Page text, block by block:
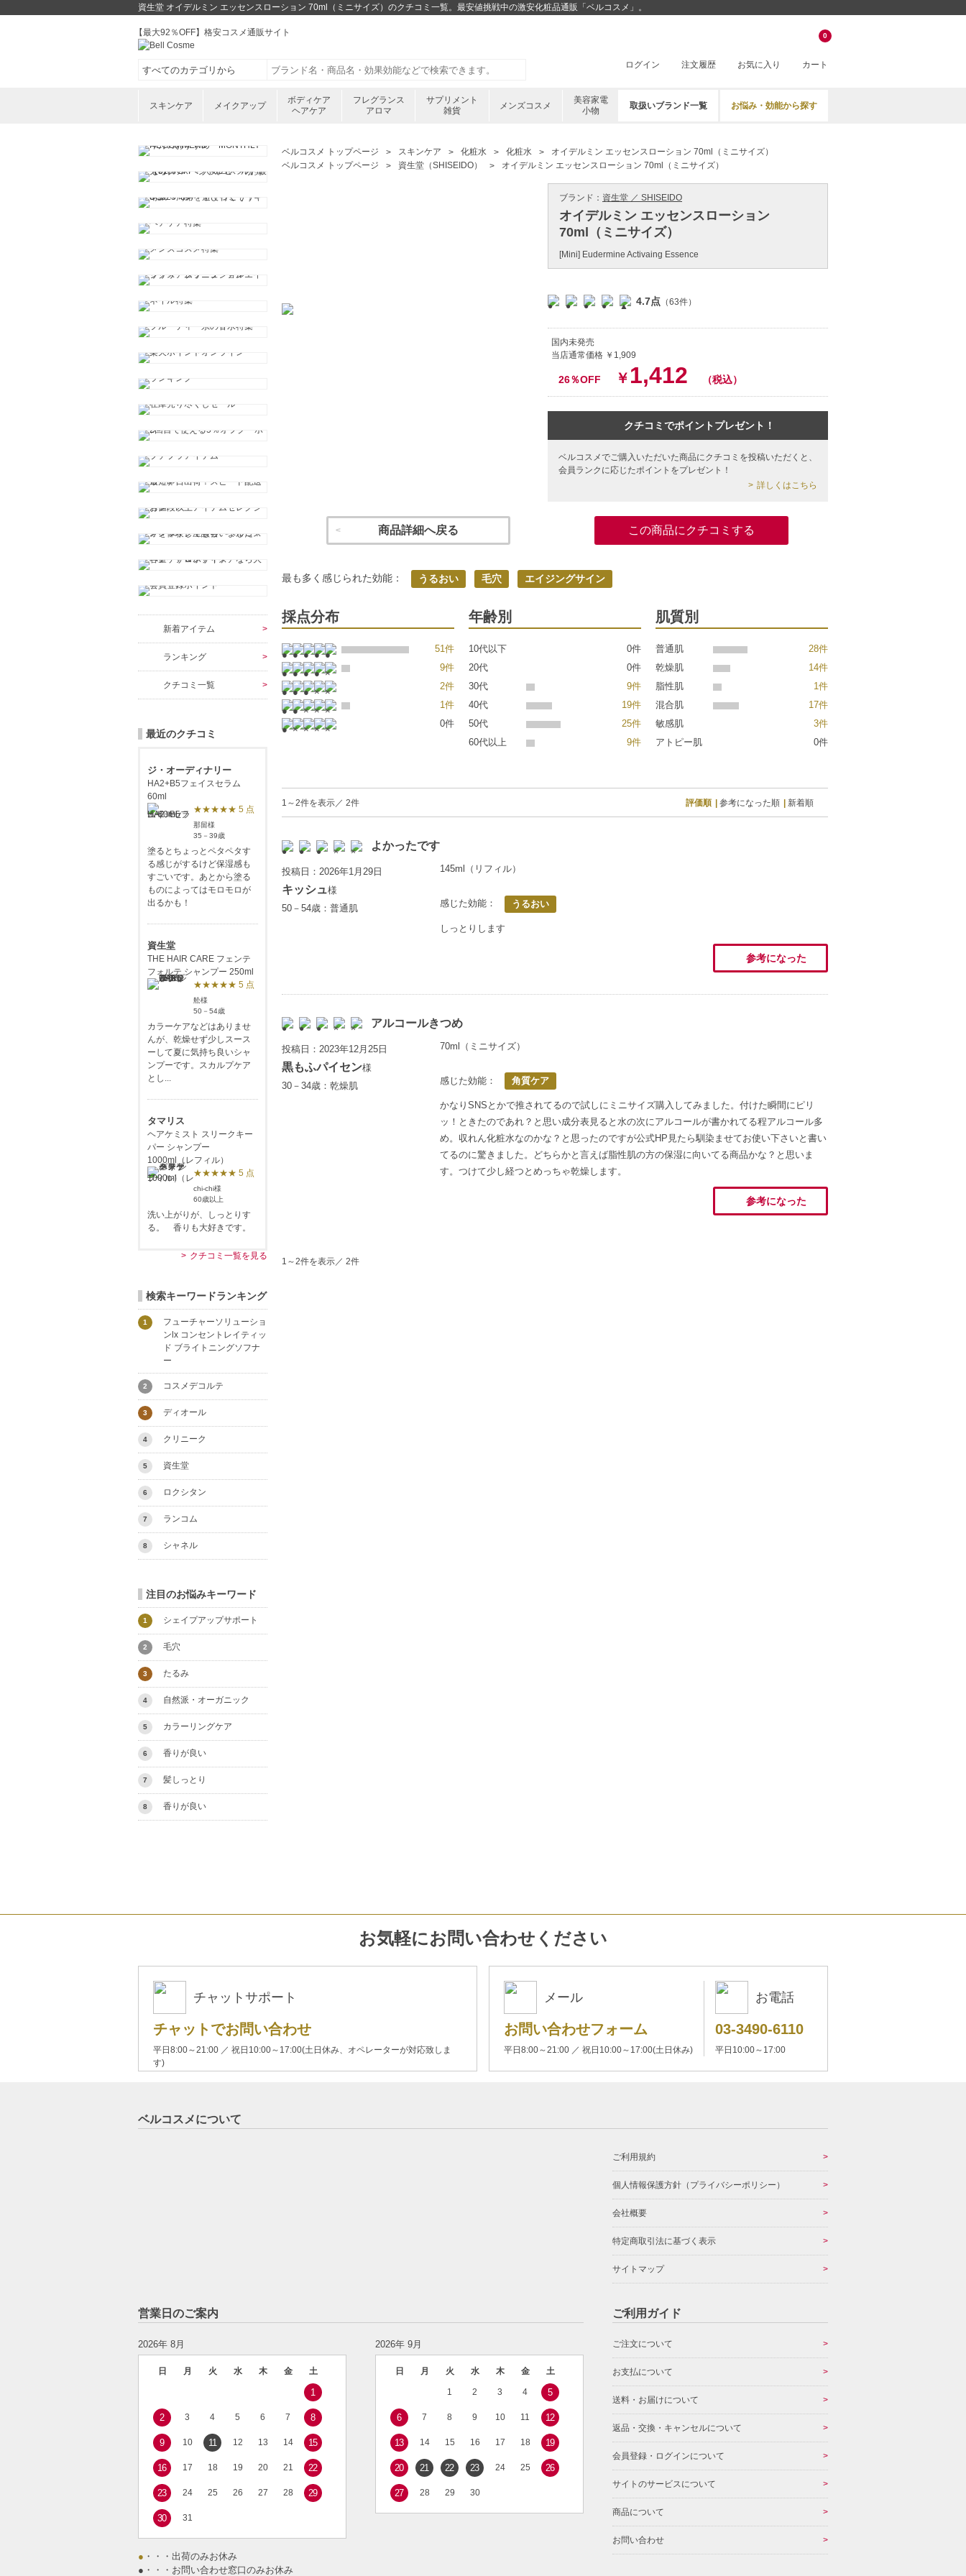
資生堂 オイデルミン エッセンスローション 70ml（ミニサイズ）のクチコミ一覧。最安値挑戦中の激安化粧品通販「ベルコスメ」。
【最大92％OFF】格安コスメ通販サイト
ログイン 注文履歴 お気に入り カート
0
スキンケア メイクアップ
ボディケア
ヘアケア
フレグランス
アロマ
サプリメント
雑貨
メンズコスメ
美容家電
小物
取扱いブランド一覧 お悩み・効能から探す
ベルコスメ トップページ スキンケア 化粧水 化粧水
オイデルミン エッセンスローション 70ml（ミニサイズ）
ベルコスメ トップページ
資生堂（SHISEIDO） オイデルミン エッセンスローション 70ml（ミニサイズ）
ブランド： 資生堂 ／ SHISEIDO
オイデルミン エッセンスローション
70ml（ミニサイズ）
[Mini] Eudermine Activaing Essence
4.7点 （63件）
国内未発売
当店通常価格 ￥1,909
26％OFF ￥ 1,412 （税込）
クチコミでポイントプレゼント！
ベルコスメでご購入いただいた商品にクチコミを投稿いただくと、
会員ランクに応じたポイントをプレゼント！
詳しくはこちら
商品詳細へ戻る この商品にクチコミする
最も多く感じられた効能： うるおい 毛穴 エイジングサイン
採点分布
51件
9件
2件
1件
0件
年齢別
10代以下
0件
20代
0件
30代
9件
40代
19件
50代
25件
60代以上
9件
肌質別
普通肌
28件
乾燥肌
14件
脂性肌
1件
混合肌
17件
敏感肌
3件
アトピー肌
0件
1～2件を表示／ 2件 評価順 参考になった順 新着順
よかったです
投稿日：2026年1月29日
キッシュ様
50－54歳：普通肌
145ml（リフィル）
感じた効能： うるおい
しっとりします
参考になった
アルコールきつめ
投稿日：2023年12月25日
黒もふパイセン様
30－34歳：乾燥肌
70ml（ミニサイズ）
感じた効能： 角質ケア
かなりSNSとかで推されてるので試しにミニサイズ購入してみました。付けた瞬間にピリ
ッ！ときたのであれ？と思い成分表見ると水の次にアルコールが書かれてる程アルコール多
め。収れん化粧水なのかな？と思ったのですが公式HP見たら馴染ませてお使い下さいと書い
てるのに驚きました。どちらかと言えば脂性肌の方の保湿に向いてる商品かな？と思いま
す。つけて少し経つとめっちゃ乾燥します。
参考になった
1～2件を表示／ 2件
新着アイテム
ランキング
クチコミ一覧
最近のクチコミ
ジ・オーディナリー
HA2+B5フェイスセラム
60ml
★★★★★ 5 点
那留様
35－39歳
塗るとちょっとペタペタす
る感じがするけど保湿感も
すごいです。あとから塗る
ものによってはモロモロが
出るかも！
資生堂
THE HAIR CARE フェンテ
フォルテ シャンプー 250ml
★★★★★ 5 点
舩様
50－54歳
カラーケアなどはありませ
んが、乾燥せず少しスース
ーして夏に気持ち良いシャ
ンプーです。スカルプケア
とし...
タマリス
ヘアケミスト スリークキー
パー シャンプー
1000ml（レフィル）
★★★★★ 5 点
chi-chi様
60歳以上
洗い上がりが、しっとりす
る。 香りも大好きです。
クチコミ一覧を見る
検索キーワードランキング
1
フューチャーソリューショ
ンlx コンセントレイティッ
ド ブライトニングソフナ
ー
2 コスメデコルテ
3 ディオール
4 クリニーク
5 資生堂
6 ロクシタン
7 ランコム
8 シャネル
注目のお悩みキーワード
1 シェイプアップサポート
2 毛穴
3 たるみ
4 自然派・オーガニック
5 カラーリングケア
6 香りが良い
7 髪しっとり
8 香りが良い
お気軽にお問い合わせください
チャットサポート
チャットでお問い合わせ
平日8:00～21:00 ／ 祝日10:00～17:00(土日休み、オペレーターが対応致しま
す)
メール
お問い合わせフォーム
平日8:00～21:00 ／ 祝日10:00～17:00(土日休み)
お電話
03-3490-6110
平日10:00～17:00
ベルコスメについて
ご利用規約
個人情報保護方針（プライバシーポリシー）
会社概要
特定商取引法に基づく表示
サイトマップ
営業日のご案内
2026年 8月
日 月 火 水 木 金 土
1
2 3 4 5 6 7 8
9 10 11 12 13 14 15
16 17 18 19 20 21 22
23 24 25 26 27 28 29
30 31
2026年 9月
日 月 火 水 木 金 土
1 2 3 4 5
6 7 8 9 10 11 12
13 14 15 16 17 18 19
20 21 22 23 24 25 26
27 28 29 30
● ・・・出荷のみお休み
● ・・・お問い合わせ窓口のみお休み
ご利用ガイド
ご注文について
お支払について
送料・お届けについて
返品・交換・キャンセルについて
会員登録・ログインについて
サイトのサービスについて
商品について
お問い合わせ